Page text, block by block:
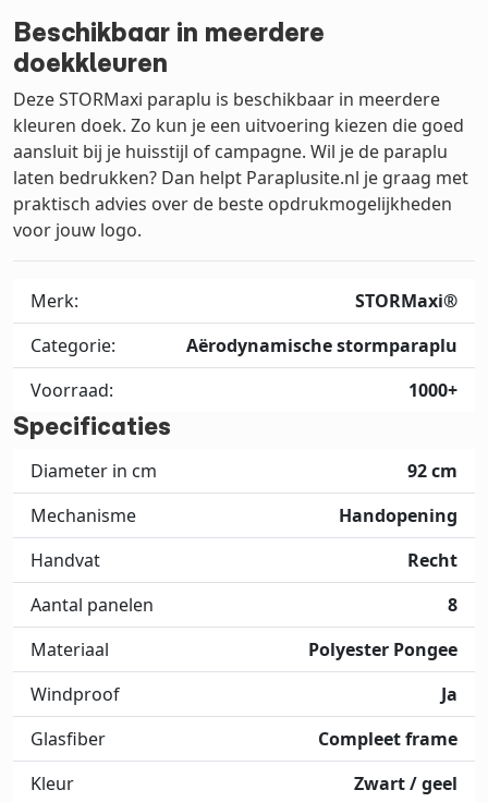
Beschikbaar in meerdere
doekkleuren
Deze STORMaxi paraplu is beschikbaar in meerdere
kleuren doek. Zo kun je een uitvoering kiezen die goed
aansluit bij je huisstijl of campagne. Wil je de paraplu
laten bedrukken? Dan helpt Paraplusite.nl je graag met
praktisch advies over de beste opdrukmogelijkheden
voor jouw logo.
STORMaxi®
Merk:
Aërodynamische stormparaplu
Categorie:
1000+
Voorraad:
Specificaties
92 cm
Diameter in cm
Handopening
Mechanisme
Recht
Handvat
8
Aantal panelen
Polyester Pongee
Materiaal
Ja
Windproof
Compleet frame
Glasfiber
Zwart / geel
Kleur